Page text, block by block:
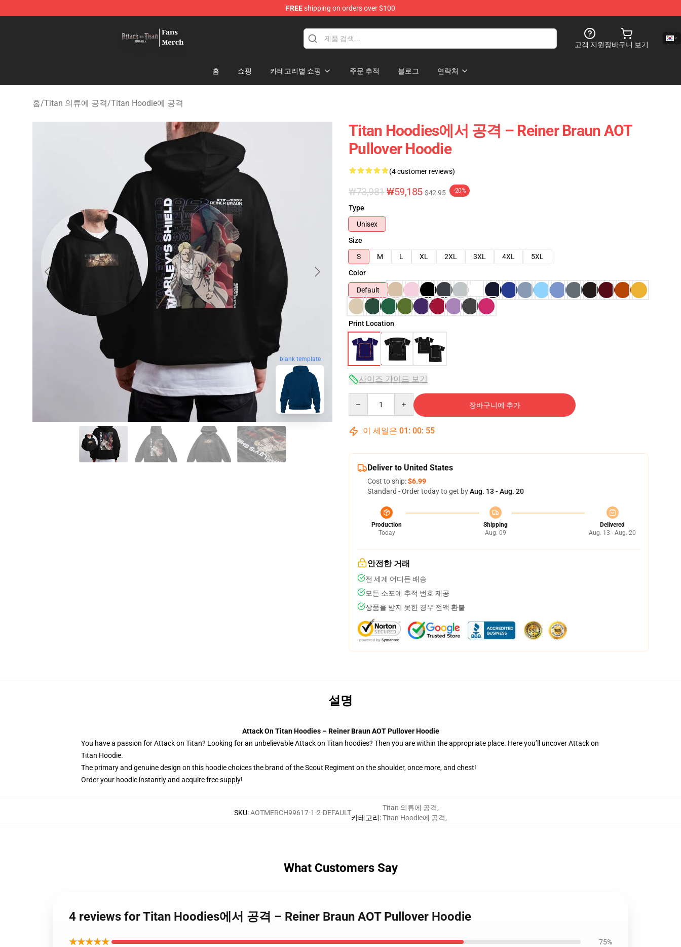
FREEshipping on orders over $100
고객 지원장바구니 보기
홈 쇼핑 카테고리별 쇼핑 주문 추적 블로그 연락처
홈/Titan 의류에 공격/Titan Hoodie에 공격
blank template
Titan Hoodies에서 공격 – Reiner Braun AOT
Pullover Hoodie
(4 customer reviews)
₩73,981 ₩59,185 $42.95 -20%
Type
Unisex
Size
S
M L XL 2XL 3XL 4XL
5XL
Color
Default
Print Location
사이즈 가이드 보기
장바구니에 추가
이 세일은 01 : 00: 54
Deliver to United States
Cost to ship:$6.99
Standard - Order today to get byAug. 13 - Aug. 20
Production
Today
Shipping
Aug. 09
Delivered
Aug. 13 - Aug. 20
안전한 거래
전 세계 어디든 배송
모든 소포에 추적 번호 제공
상품을 받지 못한 경우 전액 환불
설명
Attack On Titan Hoodies – Reiner Braun AOT Pullover Hoodie
You have a passion for Attack on Titan? Looking for an unbelievable Attack on Titan hoodies? Then you are within the appropriate place. Here you’ll uncover Attack on
Titan Hoodie.
The primary and genuine design on this hoodie choices the brand of the Scout Regiment on the shoulder, once more, and chest!
Order your hoodie instantly and acquire free supply!
SKU:AOTMERCH99617-1-2-DEFAULT
카테고리:
Titan 의류에 공격,
Titan Hoodie에 공격,
What Customers Say
4 reviews for Titan Hoodies에서 공격 – Reiner Braun AOT Pullover Hoodie
★★★★★ 75%